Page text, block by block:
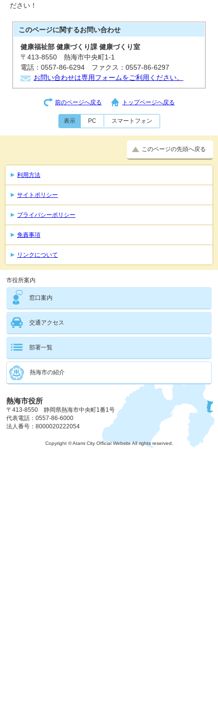
ださい！
このページに関するお問い合わせ
健康福祉部 健康づくり課 健康づくり室
〒413-8550 熱海市中央町1-1
電話：0557-86-6294 ファクス：0557-86-6297
お問い合わせは専用フォームをご利用ください。
前のページへ戻る トップページへ戻る
表示 PC スマートフォン
このページの先頭へ戻る
利用方法
サイトポリシー
プライバシーポリシー
免責事項
リンクについて
市役所案内
窓口案内
交通アクセス
部署一覧
熱海市の紹介
熱海市役所
〒413-8550 静岡県熱海市中央町1番1号
代表電話：0557-86-6000
法人番号：8000020222054
Copyright © Atami City Official Website All rights reserved.